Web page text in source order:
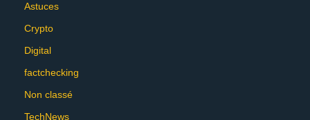
Astuces
Crypto
Digital
factchecking
Non classé
TechNews